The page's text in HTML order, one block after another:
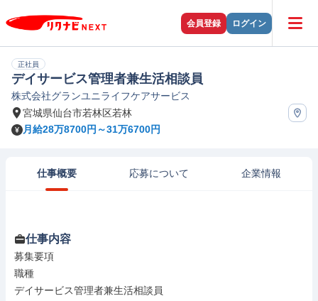
会員登録 ログイン
正社員
デイサービス管理者兼生活相談員
株式会社グランユニライフケアサービス
宮城県仙台市若林区若林
月給28万8700円～31万6700円
仕事概要 応募について 企業情報
仕事内容
募集要項
職種
デイサービス管理者兼生活相談員